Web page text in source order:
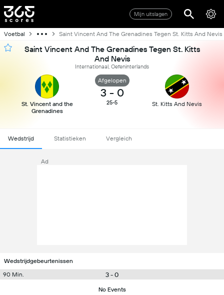
Mijn uitslagen
Voetbal Saint Vincent And The Grenadines Tegen St. Kitts And Nevis
Saint Vincent And The Grenadines Tegen St. Kitts
And Nevis
Internationaal, Oefeninterlands
St. Vincent and the
Grenadines
Afgelopen
3 - 0
25-5 St. Kitts And Nevis
Wedstrijd Statistieken Vergleich
Ad
Wedstrijdgebeurtenissen
90 Min.
3 - 0
No Events